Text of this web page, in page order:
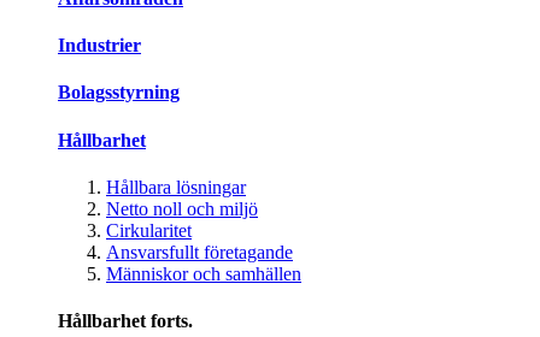
Industrier
Bolagsstyrning
Hållbarhet
Hållbara lösningar
Netto noll och miljö
Cirkularitet
Ansvarsfullt företagande
Människor och samhällen
Hållbarhet forts.